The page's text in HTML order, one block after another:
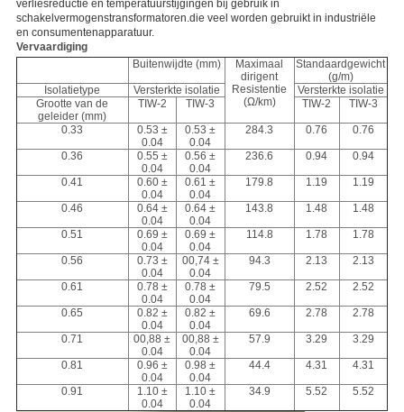
verliesreductie en temperatuurstijgingen bij gebruik in
schakelvermogenstransformatoren.die veel worden gebruikt in industriële
en consumentenapparatuur.
Vervaardiging
Buitenwijdte (mm)
Maximaal
dirigent
Resistentie
(Ω/km)
Standaardgewicht
(g/m)
Isolatietype
Versterkte isolatie
Versterkte isolatie
Grootte van de
geleider (mm)
TIW-2 TIW-3 TIW-2 TIW-3
0.33
0.53 ±
0.04
0.53 ±
0.04
284.3 0.76 0.76
0.36
0.55 ±
0.04
0.56 ±
0.04
236.6 0.94 0.94
0.41
0.60 ±
0.04
0.61 ±
0.04
179.8 1.19 1.19
0.46
0.64 ±
0.04
0.64 ±
0.04
143.8 1.48 1.48
0.51
0.69 ±
0.04
0.69 ±
0.04
114.8 1.78 1.78
0.56
0.73 ±
0.04
00,74 ±
0.04
94.3 2.13 2.13
0.61
0.78 ±
0.04
0.78 ±
0.04
79.5 2.52 2.52
0.65
0.82 ±
0.04
0.82 ±
0.04
69.6 2.78 2.78
0.71
00,88 ±
0.04
00,88 ±
0.04
57.9 3.29 3.29
0.81
0.96 ±
0.04
0.98 ±
0.04
44.4 4.31 4.31
0.91
1.10 ±
0.04
1.10 ±
0.04
34.9 5.52 5.52